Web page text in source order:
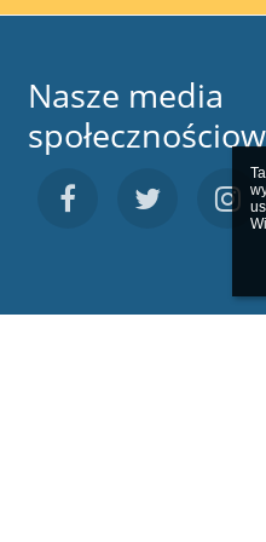
Nasze media